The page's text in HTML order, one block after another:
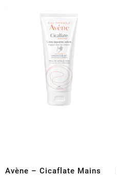
Avène – Cicaflate Mains